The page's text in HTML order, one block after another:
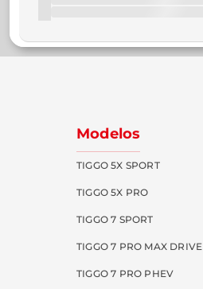
Modelos
TIGGO 5X SPORT
TIGGO 5X PRO
TIGGO 7 SPORT
TIGGO 7 PRO MAX DRIVE
TIGGO 7 PRO PHEV